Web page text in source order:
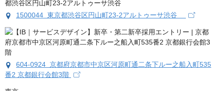
1500044 東京都渋谷区円山町23-2アルトゥーサ渋谷
604-0924 京都府京都市中京区河原町通二条下ルー之船入町535
番2 京都銀行会館3階